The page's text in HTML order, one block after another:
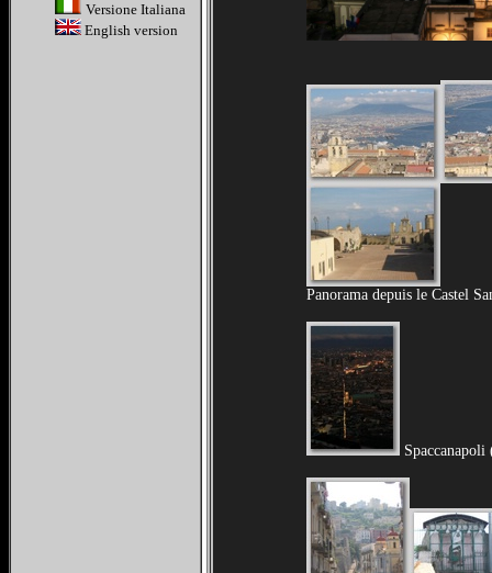
Versione Italiana
English version
Panorama depuis le Castel